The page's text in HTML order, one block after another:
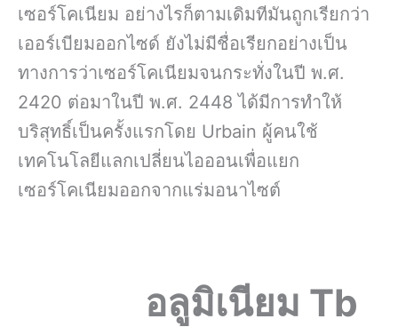
เซอร์โคเนียม อย่างไรก็ตามเดิมทีมันถูกเรียกว่า
เออร์เบียมออกไซด์ ยังไม่มีชื่อเรียกอย่างเป็น
ทางการว่าเซอร์โคเนียมจนกระทั่งในปี พ.ศ.
2420 ต่อมาในปี พ.ศ. 2448 ได้มีการทำให้
บริสุทธิ์เป็นครั้งแรกโดย Urbain ผู้คนใช้
เทคโนโลยีแลกเปลี่ยนไอออนเพื่อแยก
เซอร์โคเนียมออกจากแร่มอนาไซต์
อลูมิเนียม Tb